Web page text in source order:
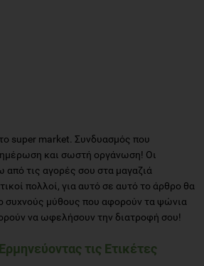
super market. Συνδυασμός που
και σωστή οργάνωση! Οι
από τις αγορές σου στα μαγαζιά
πολλοί, για αυτό σε αυτό το άρθρο θα
συχνούς μύθους που αφορούν τα ψώνια
να ωφελήσουν την διατροφή σου!
Ερμηνεύοντας τις Ετικέτες